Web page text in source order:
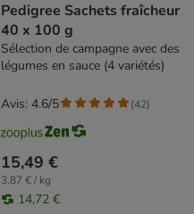
Pedigree Sachets fraîcheur
40 x 100 g
Sélection de campagne avec des
légumes en sauce (4 variétés)
15,49 €
3,87 € / kg
14,72 €
Avis: 4.6/5 (42)